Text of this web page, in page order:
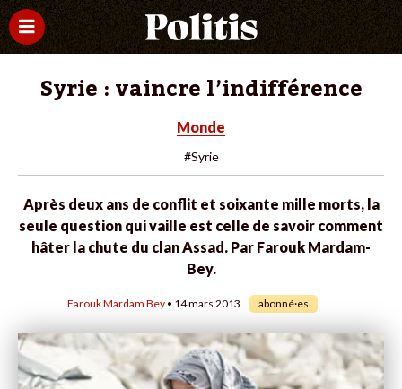
Syrie : vaincre l’indifférence
Monde
#Syrie
Après deux ans de conflit et soixante mille morts, la
seule question qui vaille est celle de savoir comment
hâter la chute du clan Assad. Par Farouk Mardam-
Bey.
Farouk Mardam Bey • 14 mars 2013 abonné·es